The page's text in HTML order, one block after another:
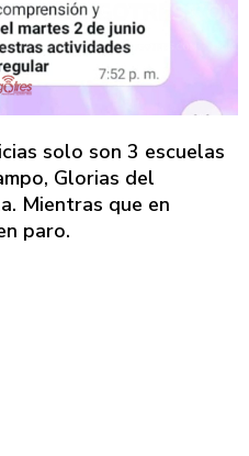
solo son 3 escuelas
Glorias del
Mientras que en
paro.